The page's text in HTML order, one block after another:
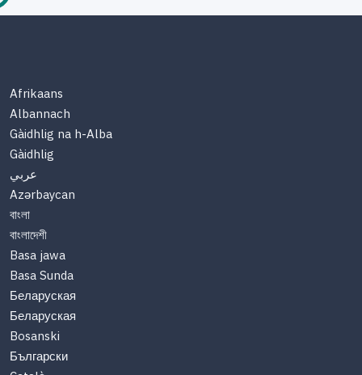
Afrikaans
Albannach
Gàidhlig na h-Alba
Gàidhlig
عربي
Azərbaycan
বাংলা
বাংলাদেশী
Basa jawa
Basa Sunda
Беларуская
Беларуская
Bosanski
Български